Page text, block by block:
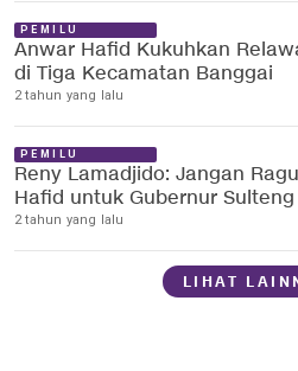
PEMILU
Anwar Hafid Kukuhkan
di Tiga Kecamatan Banggai
2 tahun yang lalu
PEMILU
Reny Lamadjido: Jangan
Hafid untuk Gubernur Sulteng
2 tahun yang lalu
LIHAT